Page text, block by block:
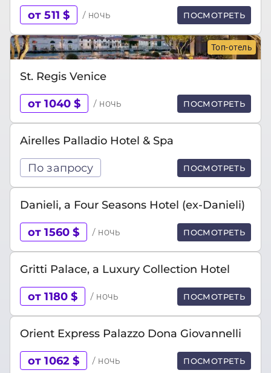
от 511 $ / ночь ПОСМОТРЕТЬ
Топ-отель
St. Regis Venice
от 1040 $ / ночь ПОСМОТРЕТЬ
Airelles Palladio Hotel & Spa
По запросу ПОСМОТРЕТЬ
Danieli, a Four Seasons Hotel (ex-Danieli)
от 1560 $ / ночь ПОСМОТРЕТЬ
Gritti Palace, a Luxury Collection Hotel
от 1180 $ / ночь ПОСМОТРЕТЬ
Orient Express Palazzo Dona Giovannelli
от 1062 $ / ночь ПОСМОТРЕТЬ